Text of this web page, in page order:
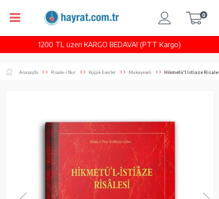
1200 TL üzeri KARGO BEDAVA! (PTT Kargo)
0
Anasayfa Risale-i Nur Küçük Eserler Mukayeseli Hikmetü'l İstiaze